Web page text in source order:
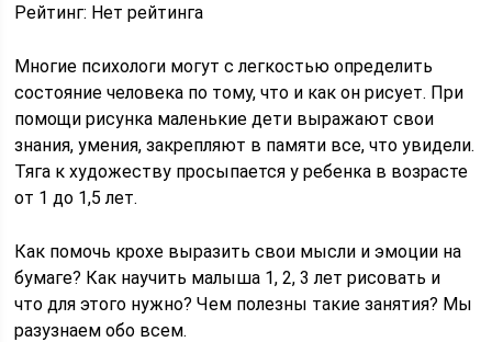
Рейтинг: Нет рейтинга
Многие психологи могут с легкостью определить
состояние человека по тому, что и как он рисует. При
помощи рисунка маленькие дети выражают свои
знания, умения, закрепляют в памяти все, что увидели.
Тяга к художеству просыпается у ребенка в возрасте
от 1 до 1,5 лет.
Как помочь крохе выразить свои мысли и эмоции на
бумаге? Как научить малыша 1, 2, 3 лет рисовать и
что для этого нужно? Чем полезны такие занятия? Мы
разузнаем обо всем.